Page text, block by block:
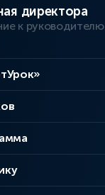
директора
к руководителю